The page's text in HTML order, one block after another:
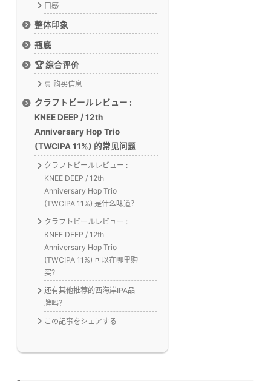
口感
整体印象
瓶底
🏆 综合评价
🛒 购买信息
クラフトビールレビュー :
KNEE DEEP / 12th
Anniversary Hop Trio
(TWCIPA 11%) 的常见问题
クラフトビールレビュー :
KNEE DEEP / 12th
Anniversary Hop Trio
(TWCIPA 11%) 是什么味道？
クラフトビールレビュー :
KNEE DEEP / 12th
Anniversary Hop Trio
(TWCIPA 11%) 可以在哪里购
买？
还有其他推荐的西海岸IPA品
牌吗？
この記事をシェアする